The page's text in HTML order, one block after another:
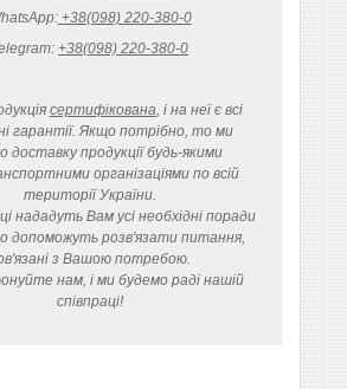
+38(098) 220-380-0
+38(098) 220-380-0
сертифікована, і на неї є всі
гарантії. Якщо потрібно, то ми
доставку продукції будь-якими
організаціями по всій
території України.
нададуть Вам усі необхідні поради
допоможуть розв'язати питання,
з Вашою потребою.
нам, і ми будемо раді нашій
співпраці!